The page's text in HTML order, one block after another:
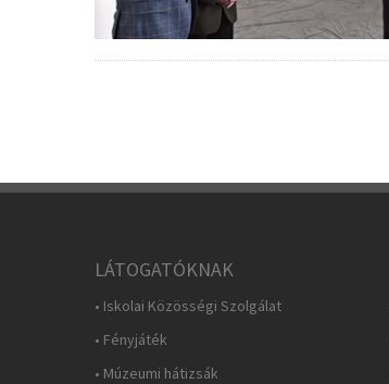
LÁTOGATÓKNAK
• Iskolai Közösségi Szolgálat
• Fényjáték
• Múzeumi hátizsák